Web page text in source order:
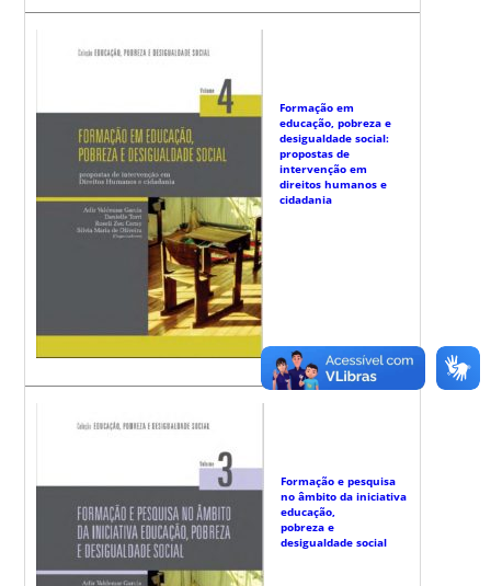
Formação em
educação, pobreza e
desigualdade social:
propostas de
intervenção em
direitos humanos e
cidadania
Formação e pesquisa
no âmbito da iniciativa
educação,
pobreza e
desigualdade social